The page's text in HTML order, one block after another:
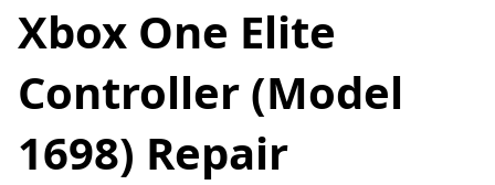
Xbox One Elite
Controller (Model
1698) Repair